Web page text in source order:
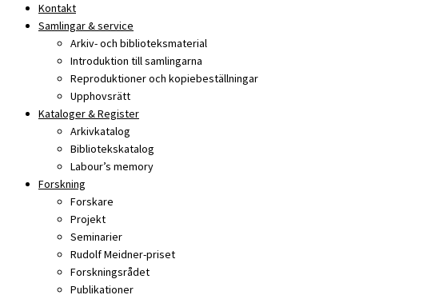
Kontakt
Samlingar & service
Arkiv- och biblioteksmaterial
Introduktion till samlingarna
Reproduktioner och kopiebeställningar
Upphovsrätt
Kataloger & Register
Arkivkatalog
Bibliotekskatalog
Labour’s memory
Forskning
Forskare
Projekt
Seminarier
Rudolf Meidner-priset
Forskningsrådet
Publikationer